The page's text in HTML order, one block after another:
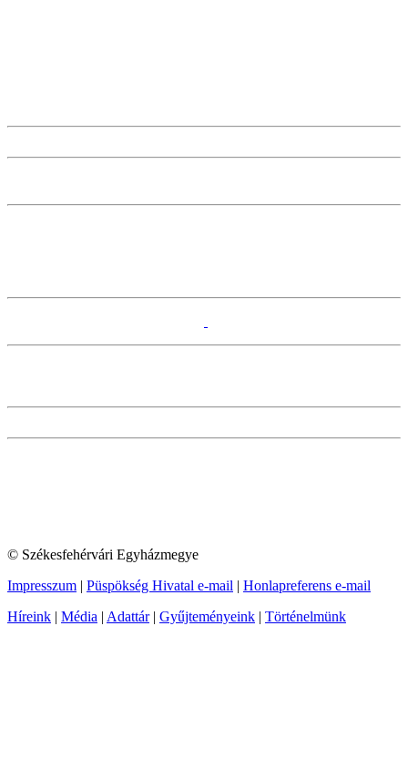
© Székesfehérvári Egyházmegye
Impresszum | Püspökség Hivatal e-mail | Honlapreferens e-mail
Híreink | Média | Adattár| Gyűjteményeink | Történelmünk